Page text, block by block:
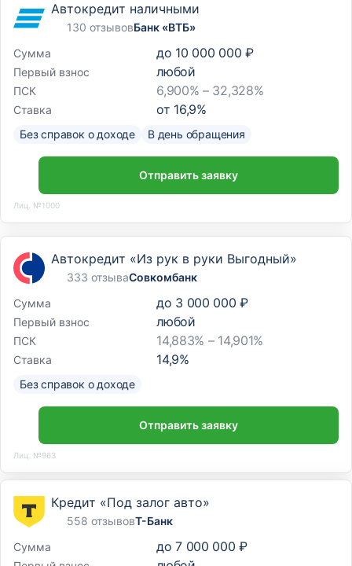
Автокредит наличными
130 отзывовБанк «ВТБ»
Сумма
до 10 000 000 ₽
Первый взнос любой
ПСК 6,900% – 32,328%
Ставка от 16,9%
Без справок о доходе В день обращения
Отправить заявку
Лиц. №1000
Автокредит «Из рук в руки Выгодный»
333 отзываСовкомбанк
Сумма
до 3 000 000 ₽
Первый взнос любой
ПСК 14,883% – 14,901%
Ставка 14,9%
Без справок о доходе
Отправить заявку
Лиц. №963
Кредит «Под залог авто»
558 отзывовТ-Банк
Сумма
до 7 000 000 ₽